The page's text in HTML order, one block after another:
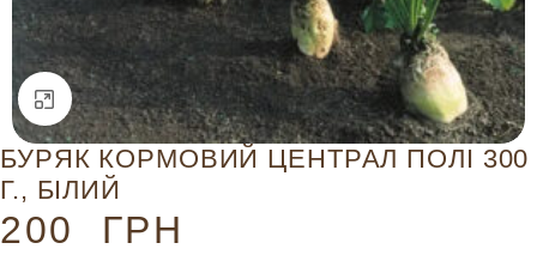
Натисніть, щоб збільшити
БУРЯК КОРМОВИЙ ЦЕНТРАЛ ПОЛІ 300
Г., БІЛИЙ
200 ГРН